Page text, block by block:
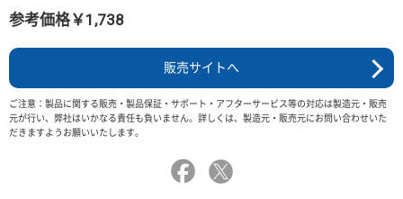
参考価格￥1,738
販売サイトへ
ご注意：製品に関する販売・製品保証・サポート・アフターサービス等の対応は製造元・販売
元が行い、弊社はいかなる責任も負いません。詳しくは、製造元・販売元にお問い合わせいた
だきますようお願いいたします。